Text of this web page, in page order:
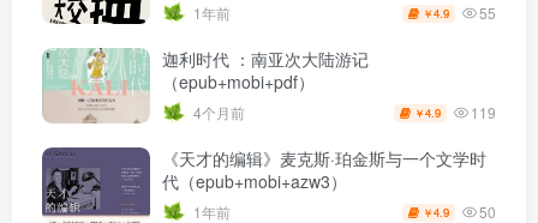
1年前 ￥4.9 55
迦利时代 ：南亚次大陆游记
（epub+mobi+pdf）
4个月前 ￥4.9 119
《天才的编辑》麦克斯·珀金斯与一个文学时
代（epub+mobi+azw3）
1年前 ￥4.9 50